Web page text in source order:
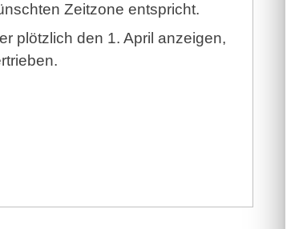
Zeitzone entspricht.
plötzlich den 1. April anzeigen,